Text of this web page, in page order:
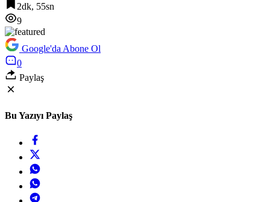
2dk, 55sn
9
Google'da Abone Ol
0
Paylaş
Bu Yazıyı Paylaş